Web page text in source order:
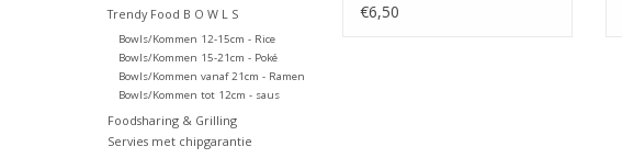
Trendy Food B O W L S
Bowls/Kommen 12-15cm - Rice
Bowls/Kommen 15-21cm - Poké
Bowls/Kommen vanaf 21cm - Ramen
Bowls/Kommen tot 12cm - saus
Foodsharing & Grilling
Servies met chipgarantie
€6,50